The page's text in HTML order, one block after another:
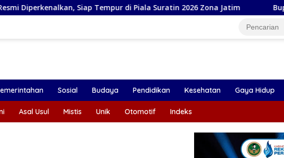
Tempur di Piala Suratin 2026 Zona Jatim Bupati Magetan Serahkan
Sosial Budaya Pendidikan Kesehatan Gaya Hidup
Asal Usul Mistis Unik Otomotif Indeks